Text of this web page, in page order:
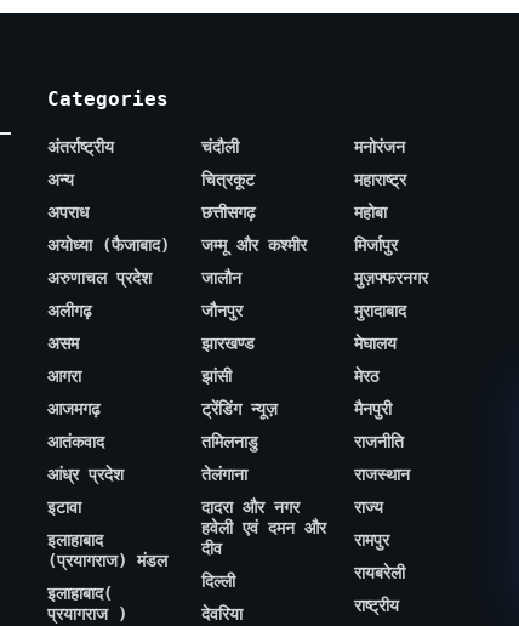
Categories
अंतर्राष्ट्रीय
अन्य
अपराध
अयोध्या (फैजाबाद)
अरुणाचल प्रदेश
अलीगढ़
असम
आगरा
आजमगढ़
आतंकवाद
आंध्र प्रदेश
इटावा
इलाहाबाद
(प्रयागराज) मंडल
इलाहाबाद(
प्रयागराज )
चंदौली
चित्रकूट
छत्तीसगढ़
जम्मू और कश्मीर
जालौन
जौनपुर
झारखण्ड
झांसी
ट्रेंडिंग न्यूज़
तमिलनाडु
तेलंगाना
दादरा और नगर
हवेली एवं दमन और
दीव
दिल्ली
देवरिया
मनोरंजन
महाराष्ट्र
महोबा
मिर्जापुर
मुज़फ्फरनगर
मुरादाबाद
मेघालय
मेरठ
मैनपुरी
राजनीति
राजस्थान
राज्य
रामपुर
रायबरेली
राष्ट्रीय